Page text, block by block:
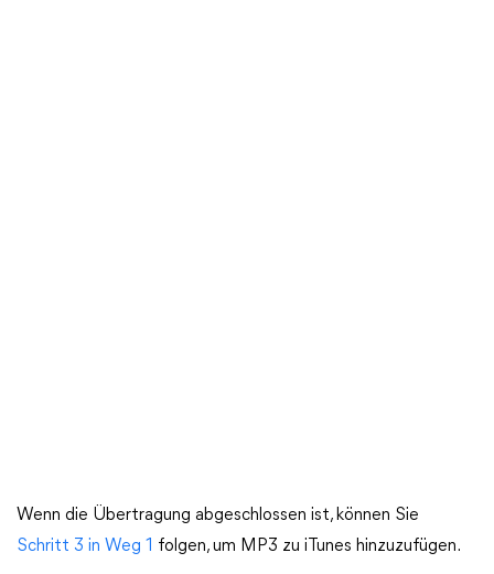
Wenn die Übertragung abgeschlossen ist, können Sie
Schritt 3 in Weg 1
folgen, um MP3 zu iTunes hinzuzufügen.